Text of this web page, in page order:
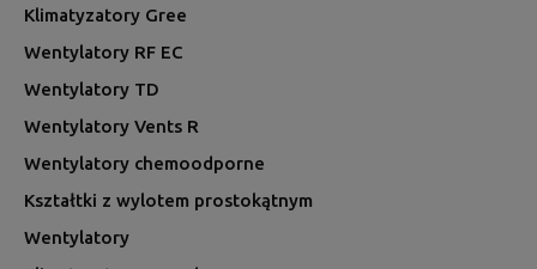
Klimatyzatory Gree
Wentylatory RF EC
Wentylatory TD
Wentylatory Vents R
Wentylatory chemoodporne
Kształtki z wylotem prostokątnym
Wentylatory